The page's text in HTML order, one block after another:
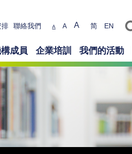
排 聯絡我們
Text size
A A A 简 EN
成員 企業培訓 我們的活動